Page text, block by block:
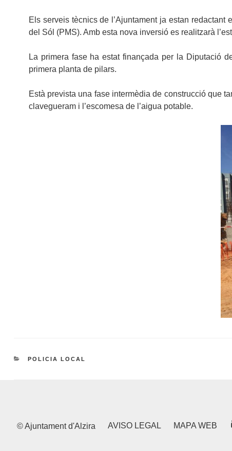
Els serveis tècnics de l’Ajuntament ja estan
del Sól (PMS). Amb esta nova inversió es realitzarà
La primera fase ha estat finançada per la Diputació
primera planta de pilars.
Està prevista una fase intermèdia de construcció que
clavegueram i l’escomesa de l’aigua potable.
CATEGORIES
POLICIA LOCAL
© Ajuntament d'Alzira AVISO LEGAL MAPA WEB